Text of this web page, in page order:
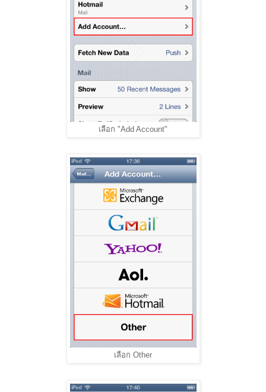
เลือก "Add Account"
เลือก Other